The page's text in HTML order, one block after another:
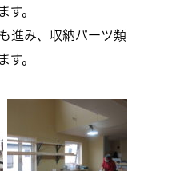
す。
進み、収納パーツ類
す。